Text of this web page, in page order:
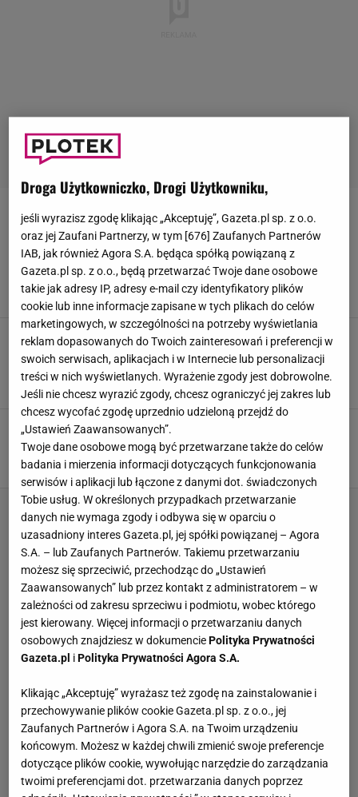
KRZYSZTOF SKIBA
Była żona Krzysztofa Skiby zaprzecza jego
wersji. Miał ZDRADZAĆ JĄ przez dwa lata
Alicja Wójcik,28 WRZEŚNIA 2023, 14:08
Skiba zdradził tajemnice alkowy. Daje radę z
dużo młodszą żoną. "Wspinaczka
wysokogórska"
Karolina Sobocińska,28 SIERPNIA 2023, 17:59
Krzysztof Skiba opowiada o kulisach rozwodu.
Z pierwszą żoną rozstał się po 30 latach
Magdalena Mućka,27 SIERPNIA 2023, 21:51
Droga Użytkowniczko, Drogi Użytkowniku,
jeśli wyrazisz zgodę klikając „Akceptuję”, Gazeta.pl sp. z o.o.
oraz jej Zaufani Partnerzy, w tym [676] Zaufanych Partnerów
IAB, jak również Agora S.A. będąca spółką powiązaną z
Gazeta.pl sp. z o.o., będą przetwarzać Twoje dane osobowe
takie jak adresy IP, adresy e-mail czy identyfikatory plików
cookie lub inne informacje zapisane w tych plikach do celów
marketingowych, w szczególności na potrzeby wyświetlania
reklam dopasowanych do Twoich zainteresowań i preferencji w
swoich serwisach, aplikacjach i w Internecie lub personalizacji
treści w nich wyświetlanych. Wyrażenie zgody jest dobrowolne.
Jeśli nie chcesz wyrazić zgody, chcesz ograniczyć jej zakres lub
chcesz wycofać zgodę uprzednio udzieloną przejdź do
„Ustawień Zaawansowanych”.
Twoje dane osobowe mogą być przetwarzane także do celów
badania i mierzenia informacji dotyczących funkcjonowania
serwisów i aplikacji lub łączone z danymi dot. świadczonych
Tobie usług. W określonych przypadkach przetwarzanie
danych nie wymaga zgody i odbywa się w oparciu o
uzasadniony interes Gazeta.pl, jej spółki powiązanej – Agora
S.A. – lub Zaufanych Partnerów. Takiemu przetwarzaniu
możesz się sprzeciwić, przechodząc do „Ustawień
Zaawansowanych” lub przez kontakt z administratorem – w
zależności od zakresu sprzeciwu i podmiotu, wobec którego
jest kierowany. Więcej informacji o przetwarzaniu danych
osobowych znajdziesz w dokumenciePolityka Prywatności
Gazeta.pl iPolityka Prywatności Agora S.A.
Klikając „Akceptuję” wyrażasz też zgodę na zainstalowanie i
przechowywanie plików cookie Gazeta.pl sp. z o.o., jej
Zaufanych Partnerów i Agora S.A. na Twoim urządzeniu
końcowym. Możesz w każdej chwili zmienić swoje preferencje
dotyczące plików cookie, wywołując narzędzie do zarządzania
twoimi preferencjami dot. przetwarzania danych poprzez